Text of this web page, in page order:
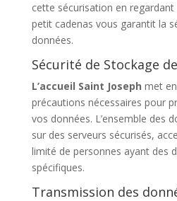
cette sécurisation en regardant
petit cadenas vous garantit la
données.
Sécurité de Stockage
L’accueil Saint Joseph met
précautions nécessaires pour
vos données. L’ensemble des
sur des serveurs sécurisés,
limité de personnes ayant des
spécifiques.
Transmission des